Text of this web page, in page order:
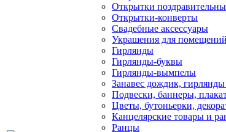
Открытки
Открытки-конверты
Свадебные аксессуары
Украшения для помещений
Гирлянды
Гирлянды-буквы
Гирлянды-вымпелы
Занавес дождик, гирлянды
Подвески, баннеры,
Цветы, бутоньерки,
Канцелярские товары и
Ранцы